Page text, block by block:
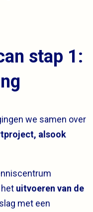
stap 1:
we samen over
alsook
uitvoeren van de
met een